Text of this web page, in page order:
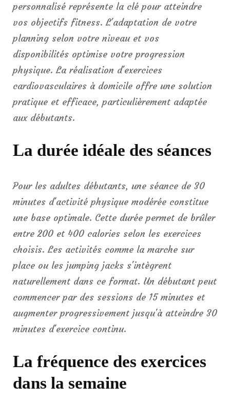
personnalisé représente la clé pour atteindre
vos objectifs fitness. L'adaptation de votre
planning selon votre niveau et vos
disponibilités optimise votre progression
physique. La réalisation d'exercices
cardiovasculaires à domicile offre une solution
pratique et efficace, particulièrement adaptée
aux débutants.
La durée idéale des séances
Pour les adultes débutants, une séance de 30
minutes d'activité physique modérée constitue
une base optimale. Cette durée permet de brûler
entre 200 et 400 calories selon les exercices
choisis. Les activités comme la marche sur
place ou les jumping jacks s'intègrent
naturellement dans ce format. Un débutant peut
commencer par des sessions de 15 minutes et
augmenter progressivement jusqu'à atteindre 30
minutes d'exercice continu.
La fréquence des exercices
dans la semaine